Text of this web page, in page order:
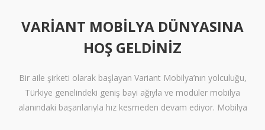
VARIANT MOBILYA DÜNYASINA
HOŞ GELDINIZ
Bir aile şirketi olarak başlayan Variant Mobilya’nın yolculuğu,
Türkiye genelindeki geniş bayi ağıyla ve modüler mobilya
alanındaki başarılarıyla hız kesmeden devam ediyor. Mobilya